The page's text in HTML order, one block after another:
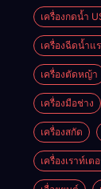
เครื่องกดน้ำ
เครื่องฉีดน้ำแ
เครื่องตัดหญ้า
เครื่องมือช่าง
เครื่องสกัด
เครื่องเราท์เต